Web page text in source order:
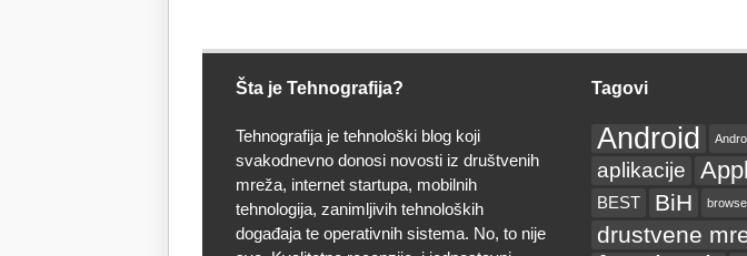
Šta je Tehnografija?
Tehnografija je tehnološki blog koji
svakodnevno donosi novosti iz društvenih
mreža, internet startupa, mobilnih
tehnologija, zanimljivih tehnoloških
događaja te operativnih sistema. No, to nije
Tagovi
Android
aplikacije
BEST BiH
drustvene